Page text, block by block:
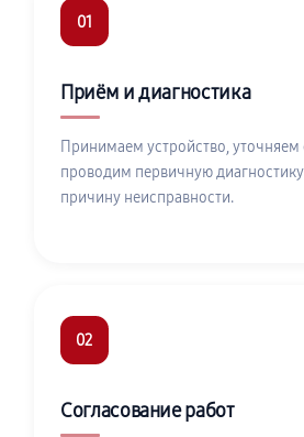
01
Приём и диагностика
Принимаем устройство,
проводим первичную
причину неисправности.
02
Согласование работ